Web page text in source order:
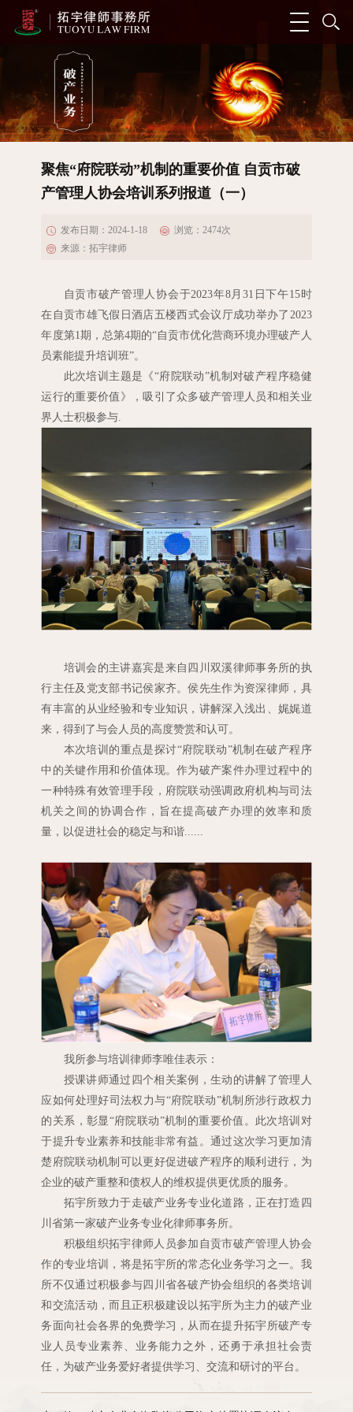
聚焦“府院联动”机制的重要价值 自贡市破
产管理人协会培训系列报道（一）
发布日期：2024-1-18 浏览： 2474次
来源：拓宇律师
自贡市破产管理人协会于2023年8月31 日下午15时
在自贡市雄飞假日酒店五楼西式会议厅成功举办了2023
年度第1期，总第4期的“自贡市优化营商环境办理破产人
员素能提升培训班”。
此次培训主题是《“府院联动”机制对破产程序稳健
运行的重要价值》，吸引了众多破产管理人员和相关业
界人士积极参与.
培训会的主讲嘉宾是来自四川双溪律师事务所的执
行主任及党支部书记侯家齐。侯先生作为资深律师，具
有丰富的从业经验和专业知识，讲解深入浅出、娓娓道
来，得到了与会人员的高度赞赏和认可。
本次培训的重点是探讨“府院联动”机制在破产程序
中的关键作用和价值体现。作为破产案件办理过程中的
一种特殊有效管理手段，府院联动强调政府机构与司法
机关之间的协调合作，旨在提高破产办理的效率和质
量，以促进社会的稳定与和谐
我所参与培训律师李唯佳表示：
授课讲师通过四个相关案例，生动的讲解了管理人
应如何处理好司法权力与“府院联动”机制所涉行政权力
的关系，彰显“府院联动”机制的重要价值。此次培训对
于提升专业素养和技能非常有益。通过这次学习更加清
楚府院联动机制可以更好促进破产程序的顺利进行，为
企业的破产重整和债权人的维权提供更优质的服务。
拓宇所致力于走破产业务专业化道路，正在打造四
川省第一家破产业务专业化律师事务所。
积极组织拓宇律师人员参加自贡市破产管理人协会
作的专业培训，将是拓宇所的常态化业务学习之一。我
所不仅通过积极参与四川省各破产协会组织的各类培训
和交流活动，而且正积极建设以拓宇所为主力的破产业
务面向社会各界的免费学习，从而在提升拓宇所破产专
业人员专业素养、业务能力之外，还勇于承担社会责
任，为破产业务爱好者提供学习、交流和研讨的平台。